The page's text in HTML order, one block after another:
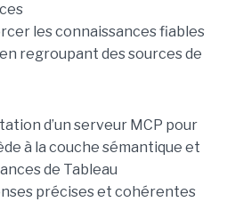
les connaissances fiables
regroupant des sources de
d’un serveur MCP pour
à la couche sémantique et
de Tableau
précises et cohérentes